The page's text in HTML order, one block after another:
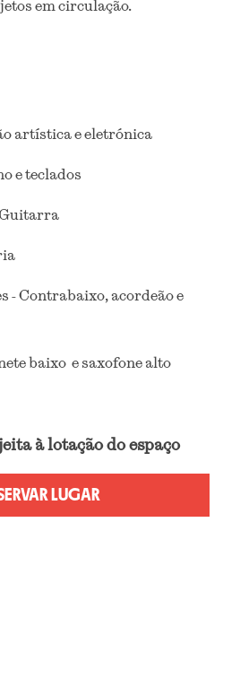
em circulação.
artística e eletrónica
e teclados
- Contrabaixo, acordeão e
baixo  e saxofone alto
à lotação do espaço
LUGAR